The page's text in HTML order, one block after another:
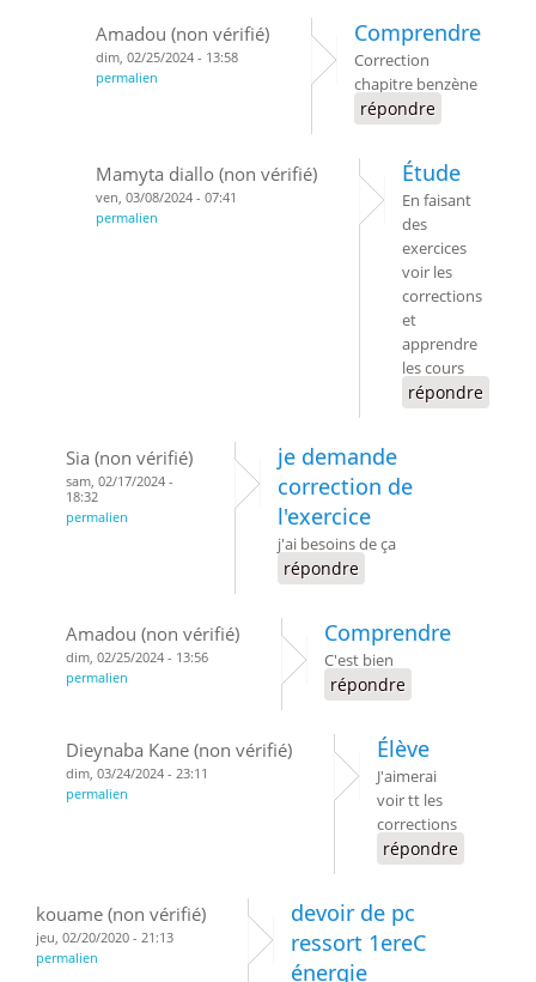
Amadou (non vérifié)
dim, 02/25/2024 - 13:58
permalien
Comprendre
Correction
chapitre benzène
répondre
Mamyta diallo (non vérifié)
ven, 03/08/2024 - 07:41
permalien
Étude
En faisant
des
exercices
voir les
corrections
et
apprendre
les cours
répondre
Sia (non vérifié)
sam, 02/17/2024 -
18:32
permalien
je demande
correction de
l'exercice
j'ai besoins de ça
répondre
Amadou (non vérifié)
dim, 02/25/2024 - 13:56
permalien
Comprendre
C'est bien
répondre
Dieynaba Kane (non vérifié)
dim, 03/24/2024 - 23:11
permalien
Élève
J'aimerai
voir tt les
corrections
répondre
kouame (non vérifié)
jeu, 02/20/2020 - 21:13
permalien
devoir de pc
ressort 1ereC
énergie